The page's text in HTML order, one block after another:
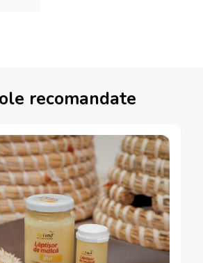
recomandate